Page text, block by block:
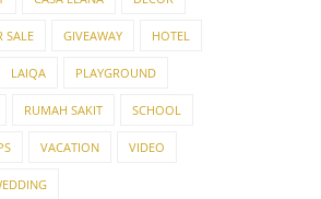
SALE GIVEAWAY HOTEL
LAIQA PLAYGROUND
RUMAH SAKIT SCHOOL
VACATION VIDEO